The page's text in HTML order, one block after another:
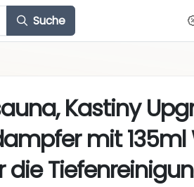
Suche
Kastiny
mit 135ml
die